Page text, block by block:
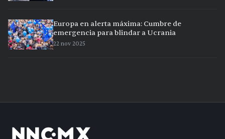
Europa en alerta máxima: Cumbre de
emergencia para blindar a Ucrania
22 nov 2025